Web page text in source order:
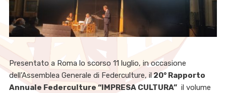
Presentato a Roma lo scorso 11 luglio, in occasione
dell’Assemblea Generale di Federculture, il20° Rapporto
Annuale Federculture “IMPRESA CULTURA”il volume